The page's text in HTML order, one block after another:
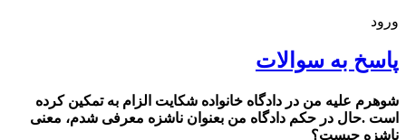
به سوالات
من در دادگاه خانواده شکایت الزام به تمکین کرده
در حکم دادگاه من بعنوان ناشزه معرفی شدم، معنی
چیست؟